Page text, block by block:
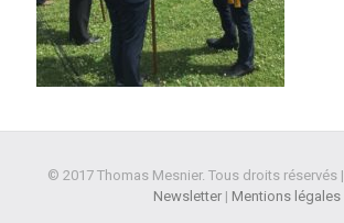
© 2017 Thomas Mesnier. Tous droits réservés |
Newsletter | Mentions légales